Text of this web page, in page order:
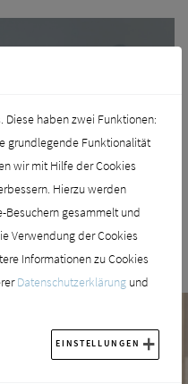
Diese haben zwei Funktionen:
grundlegende Funktionalität
wir mit Hilfe der Cookies
Hierzu werden
Besuchern gesammelt und
Verwendung der Cookies
Informationen zu Cookies
Datenschutzerklärungund
EINSTELLUNGEN